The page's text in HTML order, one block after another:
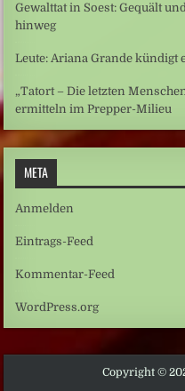
Gewalttat in Soest: Gequält
hinweg
Leute: Ariana Grande kündigt
„Tatort – Die letzten
ermitteln im Prepper-Milieu
META
Anmelden
Eintrags-Feed
Kommentar-Feed
WordPress.org
Copyright ©